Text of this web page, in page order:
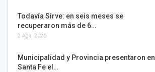
Todavía Sirve: en seis meses se
recuperaron más de 6…
2 Ago, 2026
Municipalidad y Provincia presentaron en
Santa Fe el…